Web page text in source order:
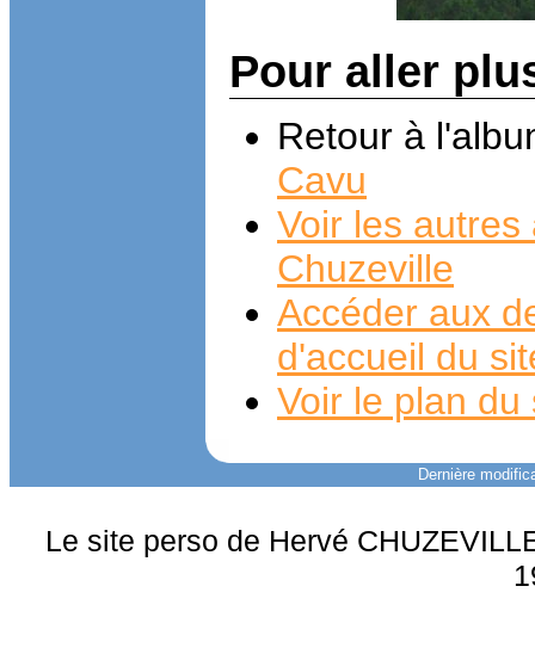
Pour aller
Retour à
Cavu
Voir les
Chuzeville
Accéder aux
d'accueil du
Voir le plan du
Dernière
Le site perso de Hervé